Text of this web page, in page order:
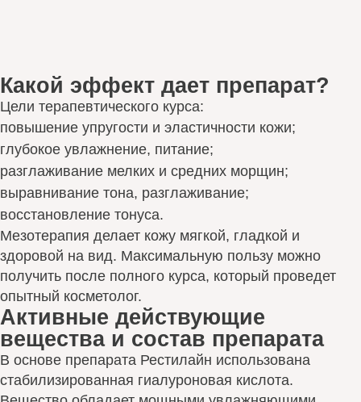
Какой эффект дает препарат?
Цели терапевтического курса:
повышение упругости и эластичности кожи;
глубокое увлажнение, питание;
разглаживание мелких и средних морщин;
выравнивание тона, разглаживание;
восстановление тонуса.
Мезотерапия делает кожу мягкой, гладкой и
здоровой на вид. Максимальную пользу можно
получить после полного курса, который проведет
опытный косметолог.
Активные действующие
вещества и состав препарата
В основе препарата Рестилайн использована
стабилизированная гиалуроновая кислота.